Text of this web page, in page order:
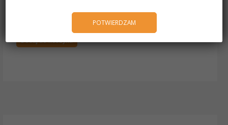
proszek / „22” clear
POTWIERDZAM